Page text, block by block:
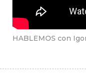
HABLEMOS con